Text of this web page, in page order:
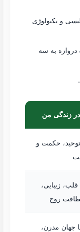
و تکنولوژی
دروازه به سه
زندگی من
توحید، حکمت و
زیبایی،
روح
جهان مدرن،